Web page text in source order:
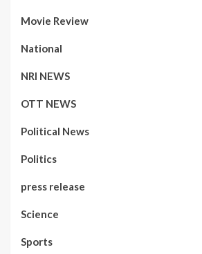
Movie Review
National
NRI NEWS
OTT NEWS
Political News
Politics
press release
Science
Sports